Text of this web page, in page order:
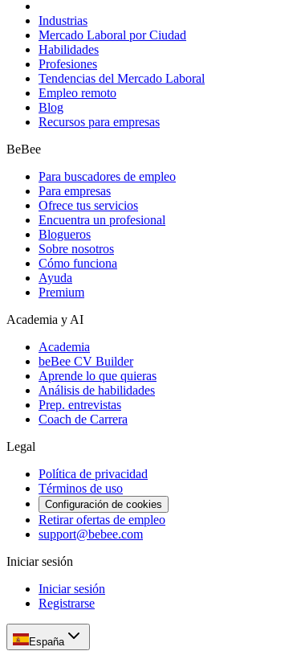
Industrias
Mercado Laboral por Ciudad
Habilidades
Profesiones
Tendencias del Mercado Laboral
Empleo remoto
Blog
Recursos para empresas
BeBee
Para buscadores de empleo
Para empresas
Ofrece tus servicios
Encuentra un profesional
Blogueros
Sobre nosotros
Cómo funciona
Ayuda
Premium
Academia y AI
Academia
beBee CV Builder
Aprende lo que quieras
Análisis de habilidades
Prep. entrevistas
Coach de Carrera
Legal
Política de privacidad
Términos de uso
Configuración de cookies
Retirar ofertas de empleo
support@bebee.com
Iniciar sesión
Iniciar sesión
Registrarse
España